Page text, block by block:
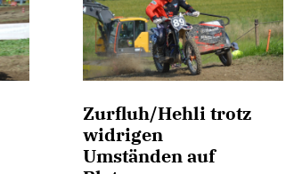
Zurfluh/Hehli trotz
widrigen
Umständen auf